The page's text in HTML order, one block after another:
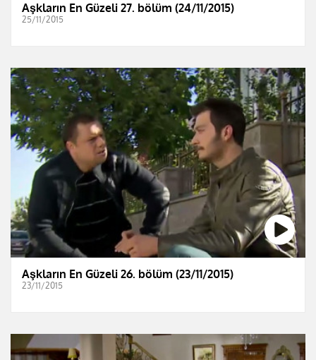
Aşkların En Güzeli 27. bölüm (24/11/2015)
25/11/2015
Aşkların En Güzeli 26. bölüm (23/11/2015)
23/11/2015